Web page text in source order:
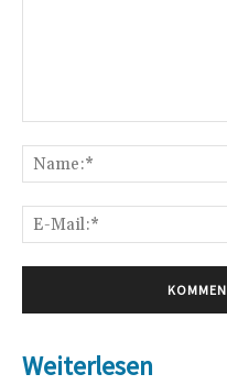
Weiterlesen